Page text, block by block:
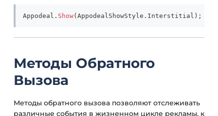
Appodeal . Show( AppodealShowStyle . Interstitial ) ;
Методы Обратного
Вызова
Методы обратного вызова позволяют отслеживать
различные события в жизненном цикле рекламы, к